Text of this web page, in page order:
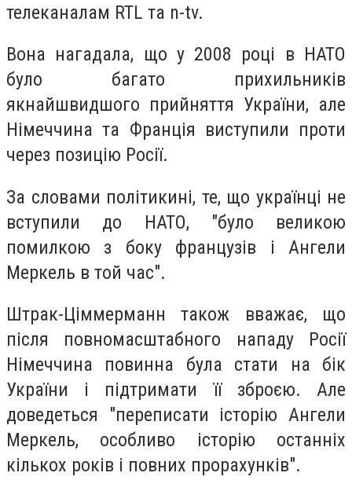
телеканалам RTL та n-tv.
Вона нагадала, що у 2008 році в НАТО
було багато прихильників
якнайшвидшого прийняття України, але
Німеччина та Франція виступили проти
через позицію Росії.
За словами політикині, те, що українці не
вступили до НАТО, "було великою
помилкою з боку французів і Ангели
Меркель в той час".
Штрак-Ціммерманн також вважає, що
після повномасштабного нападу Росії
Німеччина повинна була стати на бік
України і підтримати її зброєю. Але
доведеться "переписати історію Ангели
Меркель, особливо історію останніх
кількох років і повних прорахунків".